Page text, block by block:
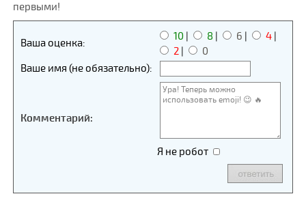
первыми!
Ваша оценка:
10 | 8 | 6 | 4|
2|
0
Ваше имя (не обязательно):
Комментарий:
Я не робот